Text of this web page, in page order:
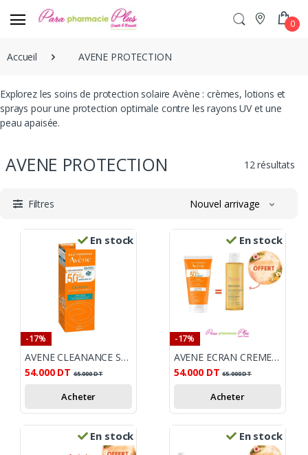
0
Accueil AVENE PROTECTION
Explorez les soins de protection solaire Avène : crèmes, lotions et
sprays pour une protection optimale contre les rayons UV et une
peau apaisée.
AVENE PROTECTION 12 résultats
Filtres Nouvel arrivage
En stock
-17%
AVENE CLEANANCE SPF 50+ ULTRA LEGER ANTI IMPERFECTION 50ML
54.000 DT 65.000DT
Acheter
En stock
-17%
AVENE ECRAN CREME SOLAIRE SPF50+ 50ML + AVENE XERACALM HUILE LAVANTE OFFERT
54.000 DT 65.000DT
Acheter
En stock En stock